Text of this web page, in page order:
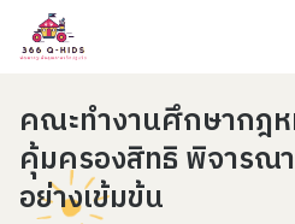
Skip to content
คณะทำงานศึกษากฎห
คุ้มครองสิทธิ พิจารณ
อย่างเข้มข้น